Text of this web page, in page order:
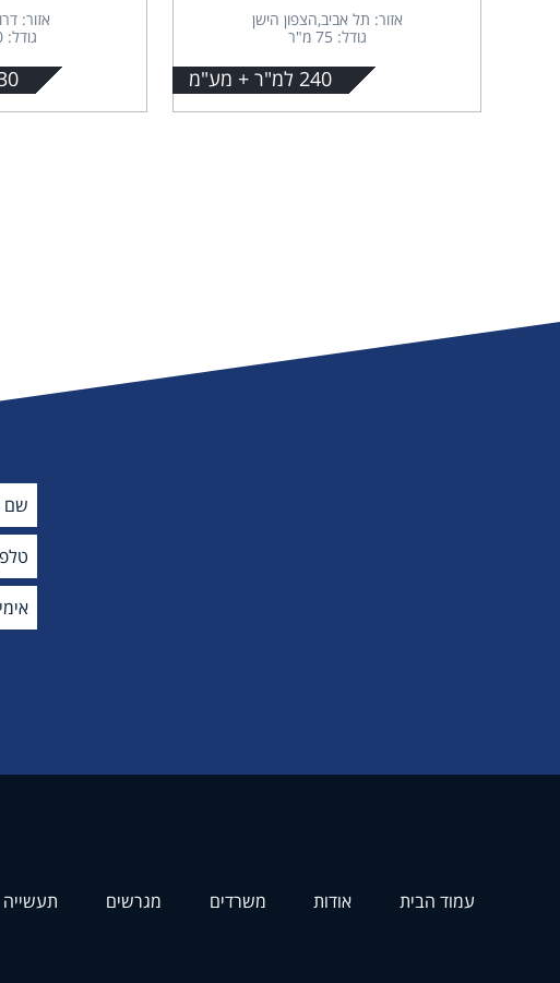
אזור: תל אביב,הצפון הישן
גודל: 75 מ"ר
240 למ"ר + מע"מ
אזור:
גודל: 200 מ"ר
130 ₪
עמוד הבית אודות משרדים מגרשים תעשייה